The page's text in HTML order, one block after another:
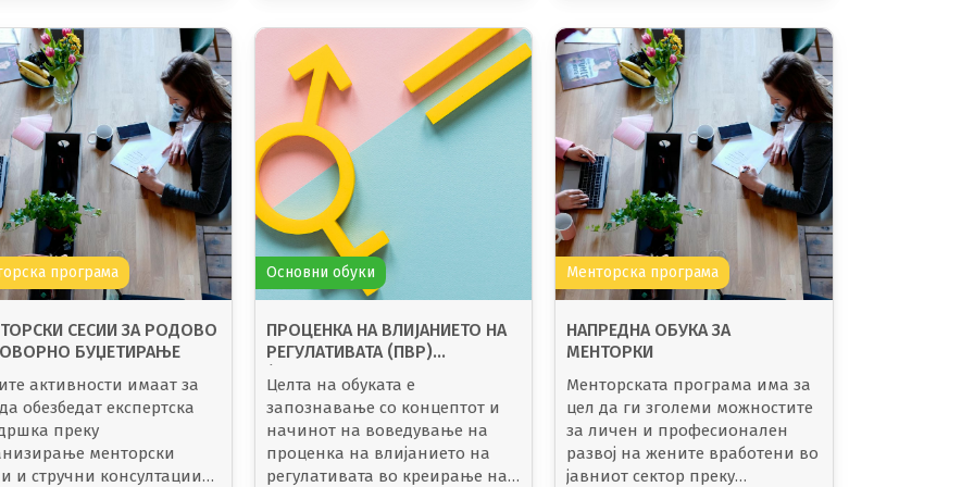
програма
СЕСИИ ЗА РОДОВО
БУЏЕТИРАЊЕ
активности имаат за
обезбедат експертска
преку
менторски
и стручни консултации
Основни обуки
ПРОЦЕНКА НА ВЛИЈАНИЕТО НА
РЕГУЛАТИВАТА (ПВР)
(РОДОВИТЕ АСПЕКТИ ВО
ПРОЦЕНКАТА НА ВЛИЈАНИЕТО
НА ПОЛИТИКИТЕ И
РЕГУЛАТИВИТЕ)
Целта на обуката е
запознавање со концептот и
начинот на воведување на
проценка на влијанието на
регулативата во креирање на
Менторска програма
НАПРЕДНА ОБУКА ЗА
МЕНТОРКИ
Менторската програма има за
цел да ги зголеми можностите
за личен и професионален
развој на жените вработени во
јавниот сектор преку